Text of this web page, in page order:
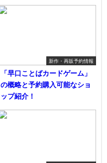
新作・再販予約情報
「早口ことばカードゲーム」
の概略と予約購入可能なショ
ップ紹介！